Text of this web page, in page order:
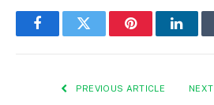
FacebookTwitter Pinterest
PREVIOUS ARTICLE